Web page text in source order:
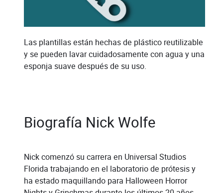
Las plantillas están hechas de plástico reutilizable
y se pueden lavar cuidadosamente con agua y una
esponja suave después de su uso.
Biografía Nick Wolfe
Nick comenzó su carrera en Universal Studios
Florida trabajando en el laboratorio de prótesis y
ha estado maquillando para Halloween Horror